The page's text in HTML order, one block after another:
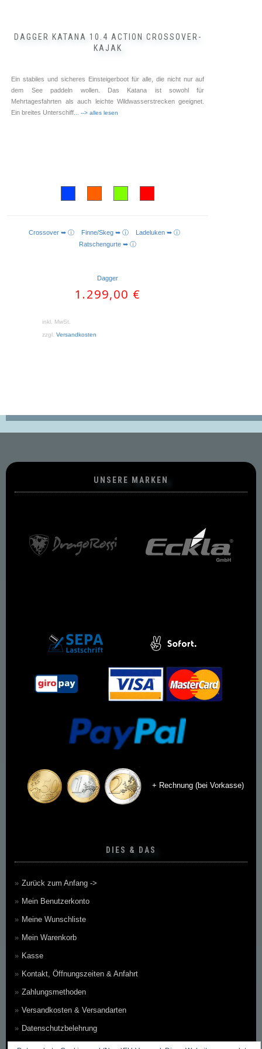
DAGGER KATANA 10.4 ACTION CROSSOVER-
KAJAK
Ein stabiles und sicheres Einsteigerboot für alle, die nicht nur auf
dem See paddeln wollen. Das Katana ist sowohl für
Mehrtagesfahrten als auch leichte Wildwasserstrecken geeignet.
Ein breites Unterschiff ... --> alles lesen
AUSFÜHRUNG WÄHLEN
Crossover ➥ ⓘ Finne/Skeg ➥ ⓘ Ladeluken ➥ ⓘ
Ratschengurte ➥ ⓘ
Dagger
1.299,00 €
inkl. MwSt.
zzgl.Versandkosten
UNSERE MARKEN
+ Rechnung (bei Vorkasse)
DIES & DAS
Zurück zum Anfang ->
Mein Benutzerkonto
Meine Wunschliste
Mein Warenkorb
Kasse
Kontakt, Öffnungszeiten & Anfahrt
Zahlungsmethoden
Versandkosten & Versandarten
Datenschutzbelehrung
Allgemeine Geschäftsbedingungen (AGB)